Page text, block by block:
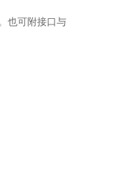
也可附接口与